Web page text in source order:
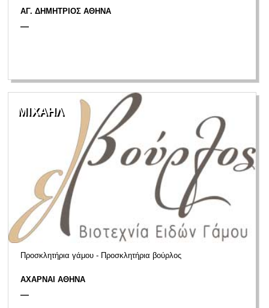
ΑΓ. ΔΗΜΗΤΡΙΟΣ ΑΘΗΝΑ
—
ΜΙΧΑΗΛ
Προσκλητήρια γάμου - Προσκλητήρια βούρλος
ΑΧΑΡΝΑΙ ΑΘΗΝΑ
—